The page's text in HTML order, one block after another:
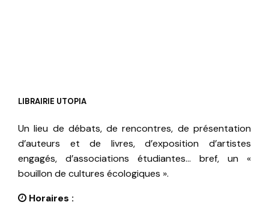
LIBRAIRIE UTOPIA
Un lieu de débats, de rencontres, de présentation
d’auteurs et de livres, d’exposition d’artistes
engagés, d’associations étudiantes… bref, un «
bouillon de cultures écologiques ».
Horaires :